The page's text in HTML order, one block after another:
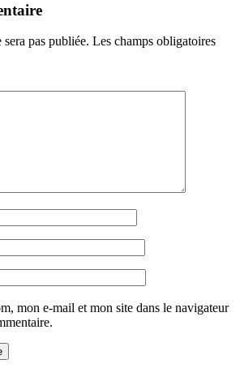
pas publiée. Les champs obligatoires
mon e-mail et mon site dans le navigateur